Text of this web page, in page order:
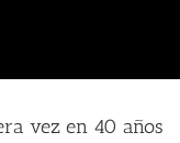
vez en 40 años